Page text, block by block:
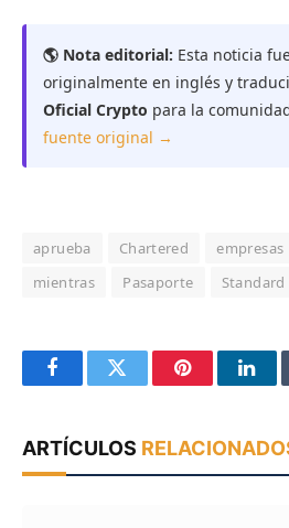
🌎 Nota editorial: Esta noticia
originalmente en inglés y
Oficial Crypto para la
fuente original →
aprueba Chartered empresas
mientras
Pasaporte Standard
FacebookTwitter Pinterest
ARTÍCULOS